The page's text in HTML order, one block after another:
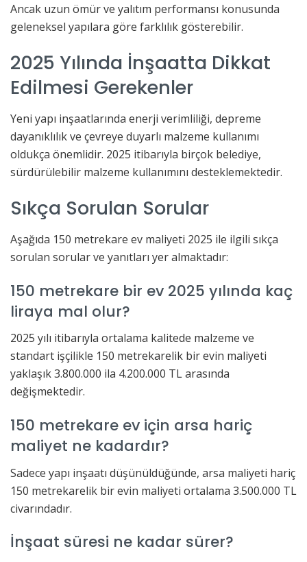
Ancak uzun ömür ve yalıtım performansı konusunda
geleneksel yapılara göre farklılık gösterebilir.
2025 Yılında İnşaatta Dikkat
Edilmesi Gerekenler
Yeni yapı inşaatlarında enerji verimliliği, depreme
dayanıklılık ve çevreye duyarlı malzeme kullanımı
oldukça önemlidir. 2025 itibarıyla birçok belediye,
sürdürülebilir malzeme kullanımını desteklemektedir.
Sıkça Sorulan Sorular
Aşağıda 150 metrekare ev maliyeti 2025 ile ilgili sıkça
sorulan sorular ve yanıtları yer almaktadır:
150 metrekare bir ev 2025 yılında kaç
liraya mal olur?
2025 yılı itibarıyla ortalama kalitede malzeme ve
standart işçilikle 150 metrekarelik bir evin maliyeti
yaklaşık 3.800.000 ila 4.200.000 TL arasında
değişmektedir.
150 metrekare ev için arsa hariç
maliyet ne kadardır?
Sadece yapı inşaatı düşünüldüğünde, arsa maliyeti hariç
150 metrekarelik bir evin maliyeti ortalama 3.500.000 TL
civarındadır.
İnşaat süresi ne kadar sürer?